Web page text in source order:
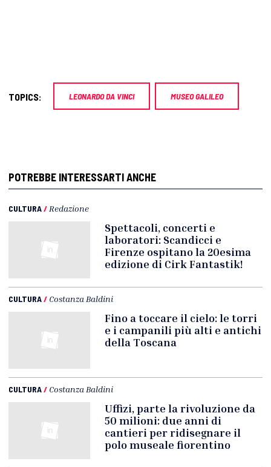
TOPICS: LEONARDO DA VINCI MUSEO GALILEO
POTREBBE INTERESSARTI ANCHE
CULTURA/ Redazione
Spettacoli, concerti e
laboratori: Scandicci e
Firenze ospitano la 20esima
edizione di Cirk Fantastik!
CULTURA/ Costanza Baldini
Fino a toccare il cielo: le torri
e i campanili più alti e antichi
della Toscana
CULTURA/ Costanza Baldini
Uffizi, parte la rivoluzione da
50 milioni: due anni di
cantieri per ridisegnare il
polo museale fiorentino